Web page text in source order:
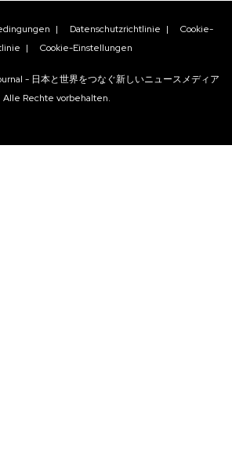
| Datenschutzrichtlinie | Cookie-
| Cookie-Einstellungen
- 日本と世界をつなぐ新しいニュースメディア
Alle Rechte vorbehalten.